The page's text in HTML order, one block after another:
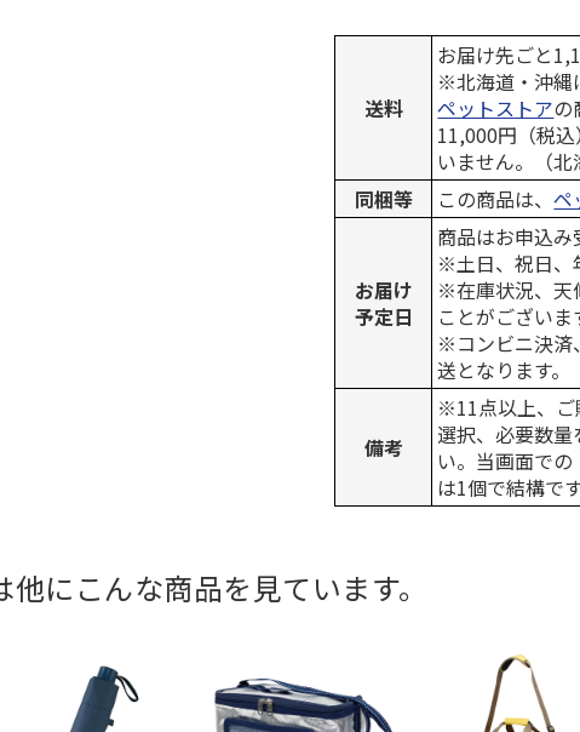
送料
お届け先ごと
※北海道・沖縄
ペットストアの
11,000円（税
いません。（北
同梱等
この商品は、ペ
お届け
予定日
商品はお申込み
※土日、祝日、
※在庫状況、天
ことがございま
※コンビニ決済
送となります。
備考
※11点以上、ご
選択、必要数
い。当画面で
は1個で結構です
にこんな商品を見ています。